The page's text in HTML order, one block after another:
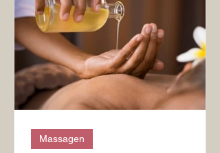
Massagen